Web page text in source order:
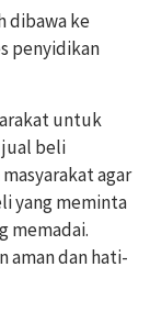
dibawa ke
penyidikan
untuk
jual beli
agar
yang meminta
memadai.
aman dan hati-